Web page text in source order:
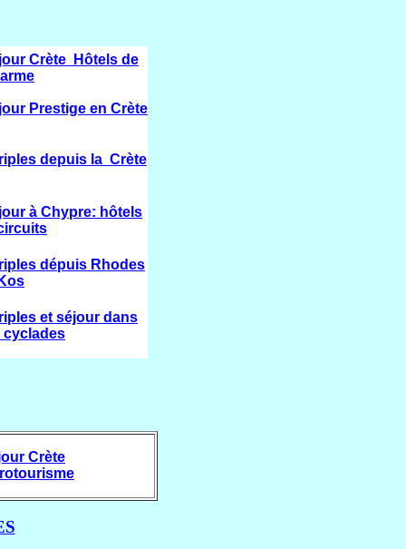
Crète Hôtels de
Prestige en Crète
depuis la Crète
à Chypre: hôtels
dépuis Rhodes
et séjour dans
cyclades
Crète